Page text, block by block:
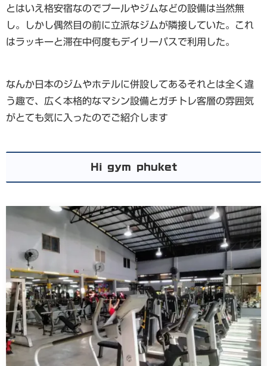
とはいえ格安宿なのでプールやジムなどの設備は当然無
し。しかし偶然目の前に立派なジムが隣接していた。これ
はラッキーと滞在中何度もデイリーパスで利用した。
なんか日本のジムやホテルに併設してあるそれとは全く違
う趣で、広く本格的なマシン設備とガチトレ客層の雰囲気
がとても気に入ったのでご紹介します
Hi gym phuket